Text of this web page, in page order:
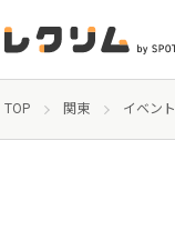
TOP 関東 イベント